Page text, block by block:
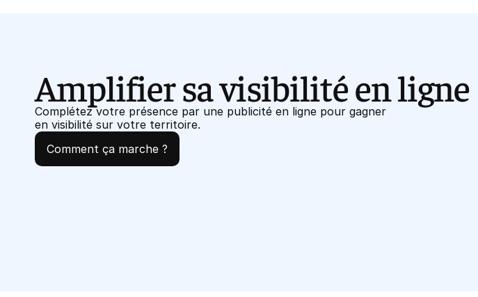
Amplifier sa visibilité en ligne
Complétez votre présence par une publicité en ligne pour gagner
en visibilité sur votre territoire.
Comment ça marche ?